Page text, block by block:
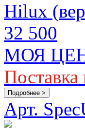
Hilux
32 500
МОЯ
Поставка
Подробнее >
Арт.